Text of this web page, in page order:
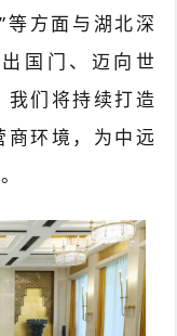
等方面与湖北深
国门、迈向世
我们将持续打造
商环境，为中远